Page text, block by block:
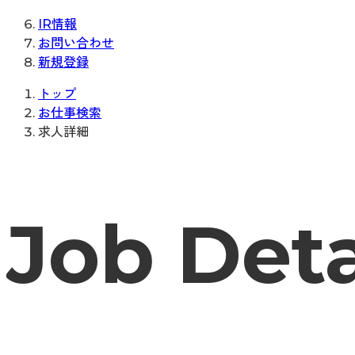
IR情報
お問い合わせ
新規登録
トップ
お仕事検索
求人詳細
Job